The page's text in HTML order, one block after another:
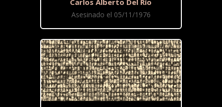
Asesinado el 05/11/1976